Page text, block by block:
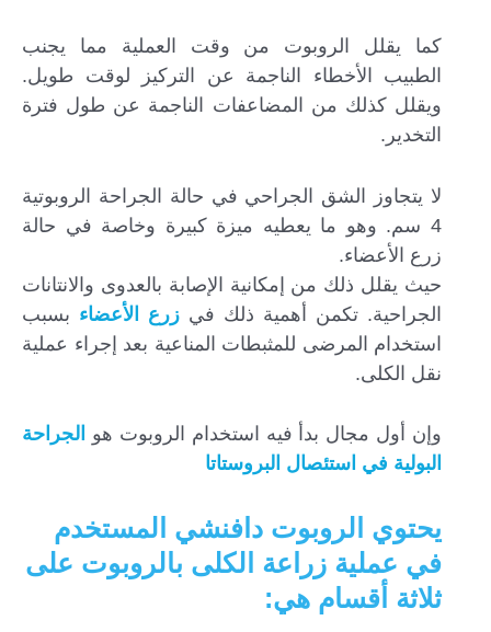
كما يقلل الروبوت من وقت العملية مما يجنب
الطبيب الأخطاء الناجمة عن التركيز لوقت طويل.
ويقلل كذلك من المضاعفات الناجمة عن طول فترة
التخدير.
لا يتجاوز الشق الجراحي في حالة الجراحة الروبوتية
4 سم. وهو ما يعطيه ميزة كبيرة وخاصة في حالة
زرع الأعضاء.
حيث يقلل ذلك من إمكانية الإصابة بالعدوى والانتانات
الجراحية. تكمن أهمية ذلك في زرع الأعضاء بسبب
استخدام المرضى للمثبطات المناعية بعد إجراء عملية
نقل الكلى.
وإن أول مجال بدأ فيه استخدام الروبوت هو الجراحة
البولية في استئصال البروستاتا
يحتوي الروبوت دافنشي المستخدم
في عملية زراعة الكلى بالروبوت على
ثلاثة أقسام هي: